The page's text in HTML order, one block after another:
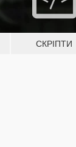
СКРІПТИ